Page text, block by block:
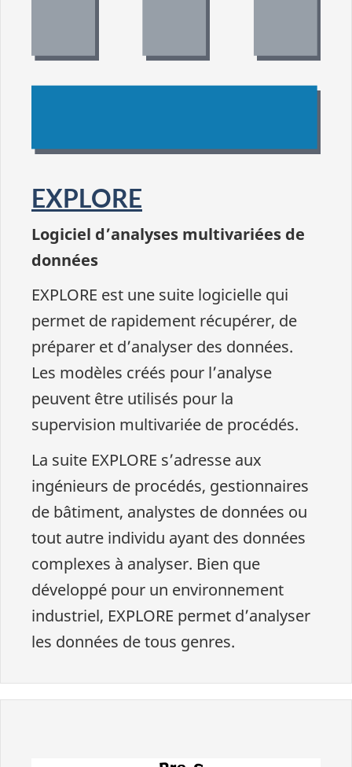
EXPLORE
Logiciel d’analyses multivariées de
données
EXPLORE est une suite logicielle qui
permet de rapidement récupérer, de
préparer et d’analyser des données.
Les modèles créés pour l’analyse
peuvent être utilisés pour la
supervision multivariée de procédés.
La suite EXPLORE s’adresse aux
ingénieurs de procédés, gestionnaires
de bâtiment, analystes de données ou
tout autre individu ayant des données
complexes à analyser. Bien que
développé pour un environnement
industriel, EXPLORE permet d’analyser
les données de tous genres.